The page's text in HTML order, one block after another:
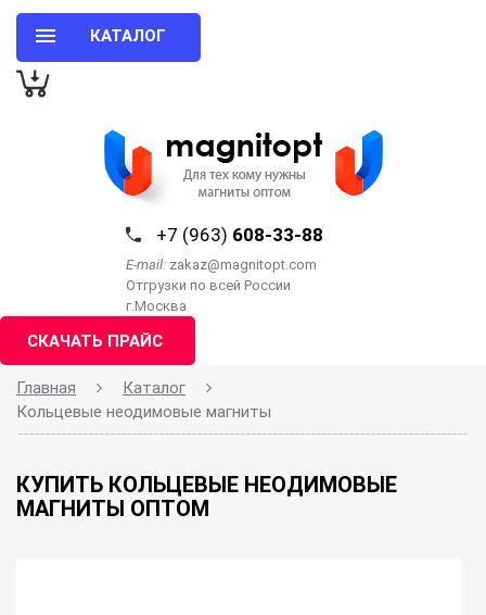
КАТАЛОГ
+7 (963) 608-33-88
E-mail: zakaz@magnitopt.com
Отгрузки по всей России
г.Москва
СКАЧАТЬ ПРАЙС
Главная
Каталог
Кольцевые неодимовые магниты
КУПИТЬ КОЛЬЦЕВЫЕ НЕОДИМОВЫЕ
МАГНИТЫ ОПТОМ